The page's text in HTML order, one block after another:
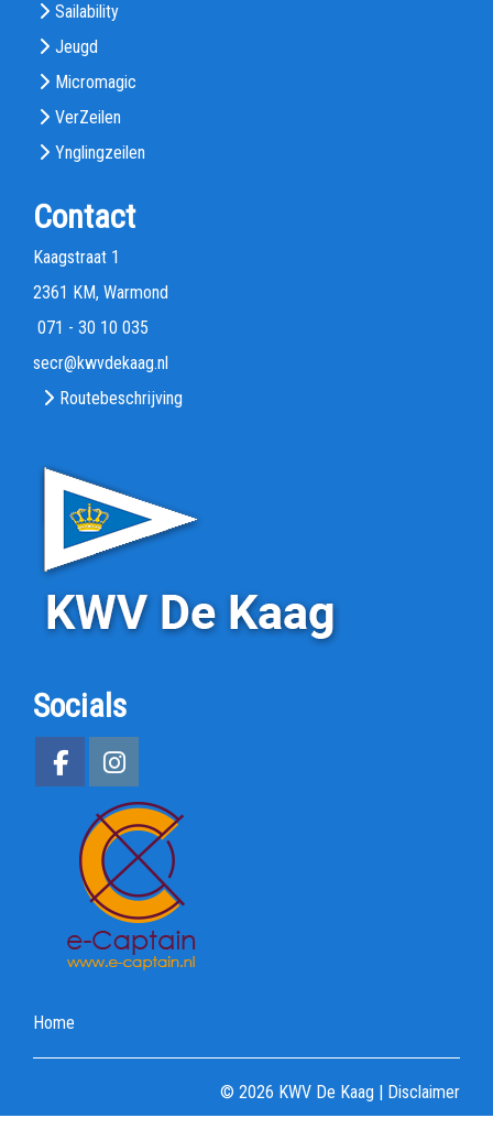
Sailability
Jeugd
Micromagic
VerZeilen
Ynglingzeilen
Contact
Kaagstraat 1
2361 KM, Warmond
071 - 30 10 035
rces@kwvdekaag.nl
Routebeschrijving
Socials
Home
© 2026 KWV De Kaag | Disclaimer